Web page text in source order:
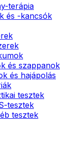
terápia
és -kancsók
és szappanok
és hajápolás
tesztek
tesztek
tesztek